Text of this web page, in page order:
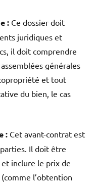
: Ce dossier doit
juridiques et
il doit comprendre
générales
et tout
du bien, le cas
: Cet avant-contrat est
Il doit être
inclure le prix de
l’obtention